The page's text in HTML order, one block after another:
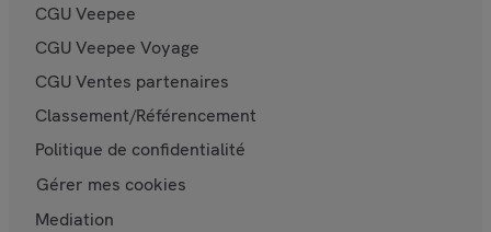
CGU Veepee
CGU Veepee Voyage
CGU Ventes partenaires
Classement/Référencement
Politique de confidentialité
Gérer mes cookies
Mediation